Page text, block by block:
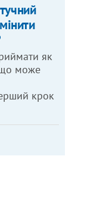
як
що може
крок